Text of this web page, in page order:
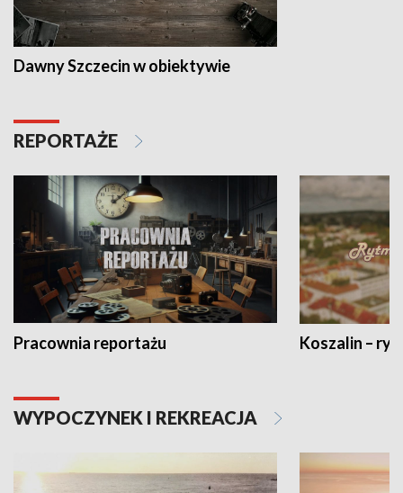
Dawny Szczecin w obiektywie
REPORTAŻE
Pracownia reportażu Koszalin –
WYPOCZYNEK I REKREACJA